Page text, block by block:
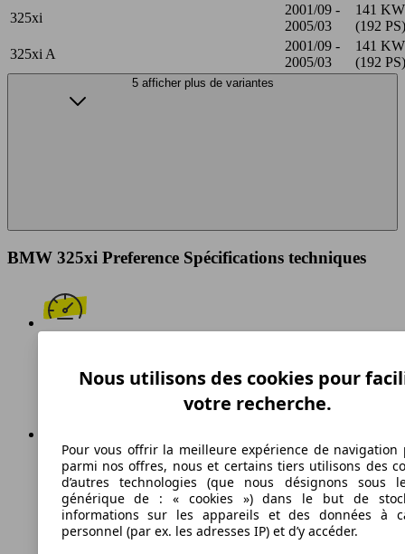
325xi
2001/09 -
2005/03
141 KW
(192 PS)
325xi A
2001/09 -
2005/03
141 KW
(192 PS)
5 afficher plus de variantes
BMW 325xi Preference Spécifications techniques
Vitesse maximale
Essence
Carburant
Nous utilisons des cookies pour
votre recherche.
Pour vous offrir la meilleure expérience de navigation
parmi nos offres, nous et certains tiers utilisons des
d’autres technologies (que nous désignons sous
générique de : « cookies ») dans le but de
informations sur les appareils et des données à
personnel (par ex. les adresses IP) et d’y accéder.